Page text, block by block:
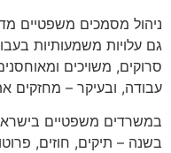
ניהול מסמכים משפטיים
גם עלויות משמעותיות
סרוקים, משויכים
עבודה, ובעיקר – מחזקים
במשרדים משפטיים
בשנה – תיקים, חוזים,